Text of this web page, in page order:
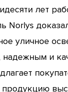
лет
Norlys
уличное
и